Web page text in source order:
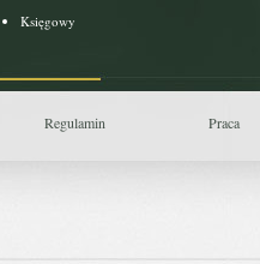
Księgowy
Regulamin Praca